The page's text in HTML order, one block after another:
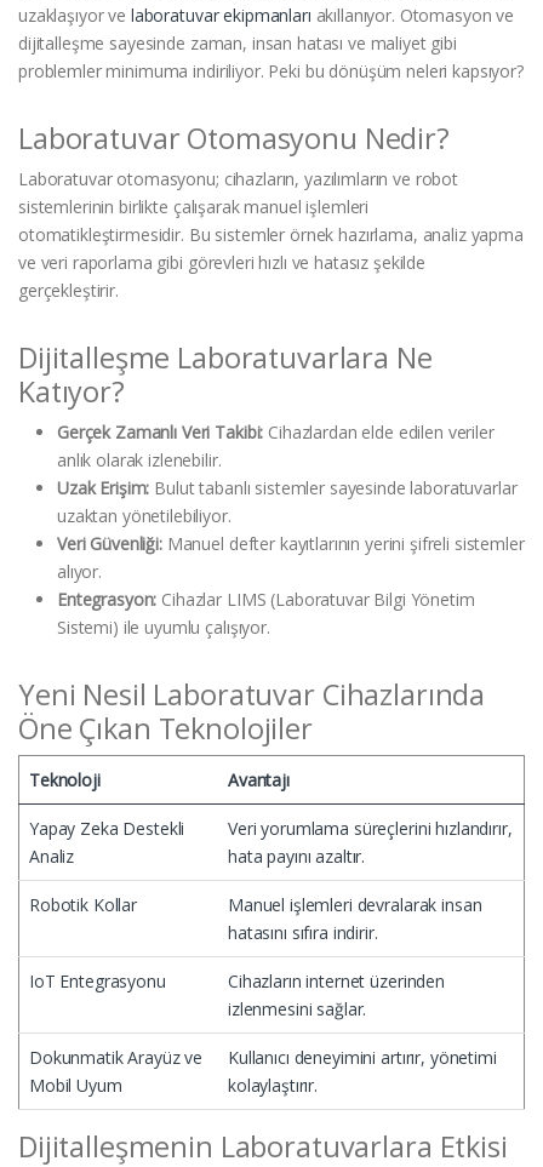
uzaklaşıyor ve laboratuvar ekipmanları akıllanıyor. Otomasyon ve
dijitalleşme sayesinde zaman, insan hatası ve maliyet gibi
problemler minimuma indiriliyor. Peki bu dönüşüm neleri kapsıyor?
Laboratuvar Otomasyonu Nedir?
Laboratuvar otomasyonu; cihazların, yazılımların ve robot
sistemlerinin birlikte çalışarak manuel işlemleri
otomatikleştirmesidir. Bu sistemler örnek hazırlama, analiz yapma
ve veri raporlama gibi görevleri hızlı ve hatasız şekilde
gerçekleştirir.
Dijitalleşme Laboratuvarlara Ne
Katıyor?
Gerçek Zamanlı Veri Takibi: Cihazlardan elde edilen veriler
anlık olarak izlenebilir.
Uzak Erişim: Bulut tabanlı sistemler sayesinde laboratuvarlar
uzaktan yönetilebiliyor.
Veri Güvenliği:Manuel defter kayıtlarının yerini şifreli sistemler
alıyor.
Entegrasyon: Cihazlar LIMS (Laboratuvar Bilgi Yönetim
Sistemi) ile uyumlu çalışıyor.
Yeni Nesil Laboratuvar Cihazlarında
Öne Çıkan Teknolojiler
Teknoloji Avantajı
Yapay Zeka Destekli
Analiz
Veri yorumlama süreçlerini hızlandırır,
hata payını azaltır.
Robotik Kollar
Manuel işlemleri devralarak insan
hatasını sıfıra indirir.
IoT Entegrasyonu
Cihazların internet üzerinden
izlenmesini sağlar.
Dokunmatik Arayüz ve
Mobil Uyum
Kullanıcı deneyimini artırır, yönetimi
kolaylaştırır.
Dijitalleşmenin Laboratuvarlara Etkisi